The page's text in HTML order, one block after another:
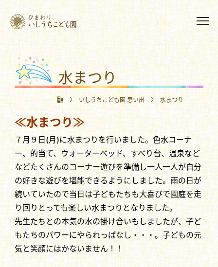
水まつり
いしうちこども園 思い出 水まつり
≪水まつり≫
７月９日(月)に水まつりを行いました。色水コーナ
ー、的当て、ウォーターベッド、すべり台、温泉など
などたくさんのコーナー遊びを準備し一人一人が自分
の好きな遊びを堪能できるようにしました。雨の日が
続いていたので当日は子どもたちも大喜びで園庭を走
り回りとっても楽しい水まつりとなりました。
先生たちとの本気の水の掛け合いもしましたが、子ど
もたちのパワーにやられっぱなし・・・。子どもの元
気と笑顔にはかないません！！